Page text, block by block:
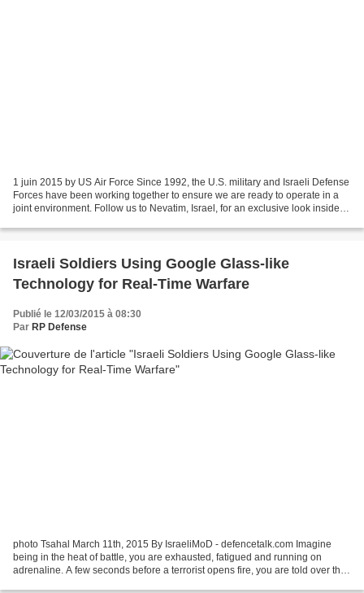
1 juin 2015 by US Air Force Since 1992, the U.S. military and Israeli Defense
Forces have been working together to ensure we are ready to operate in a
joint environment. Follow us to Nevatim, Israel, for an exclusive look inside
Israeli Soldiers Using Google Glass-like
Technology for Real-Time Warfare
Publié le 12/03/2015 à 08:30
Par RP Defense
photo Tsahal March 11th, 2015 By IsraeliMoD - defencetalk.com Imagine
being in the heat of battle, you are exhausted, fatigued and running on
adrenaline. A few seconds before a terrorist opens fire, you are told over the